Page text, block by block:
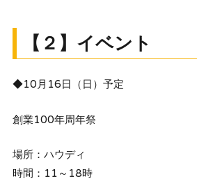
【２】イベント
◆10月16日（日）予定
創業100年周年祭
場所：ハウディ
時間：11～18時